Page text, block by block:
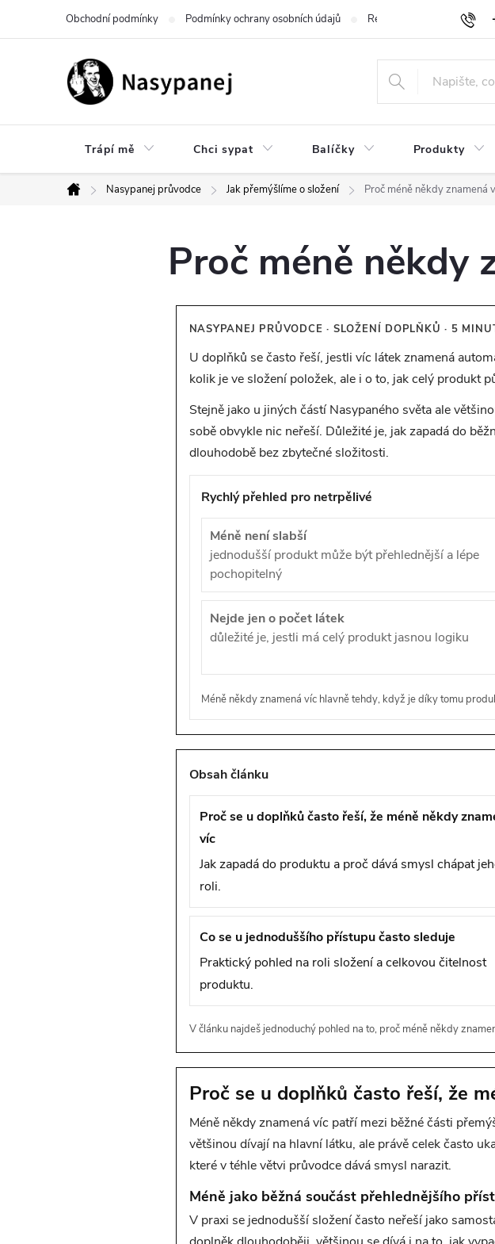
Obchodní podmínky Podmínky ochrany osobních údajů Reklamace a vrácení
Trápí mě Chci sypat Balíčky Produkty
Domů
Nasypanej průvodce Jak přemýšlíme o složení Proč méně někdy znamená
Proč méně někdy
NASYPANEJ PRŮVODCE · SLOŽENÍ DOPLŇKŮ · 5
U doplňků se často řeší, jestli víc látek znamená
kolik je ve složení položek, ale i o to, jak celý produkt
Stejně jako u jiných částí Nasypaného světa ale
sobě obvykle nic neřeší. Důležité je, jak zapadá do
dlouhodobě bez zbytečné složitosti.
Rychlý přehled pro netrpělivé
Méně není slabší
jednodušší produkt může být přehlednější a lépe
pochopitelný
Nejde jen o počet látek
důležité je, jestli má celý produkt jasnou logiku
Méně někdy znamená víc hlavně tehdy, když je díky tomu
Obsah článku
Proč se u doplňků často řeší, že méně někdy
víc
Jak zapadá do produktu a proč dává smysl chápat
roli.
Co se u jednoduššího přístupu často sleduje
Praktický pohled na roli složení a celkovou čitelnost
produktu.
V článku najdeš jednoduchý pohled na to, proč méně někdy
Proč se u doplňků často řeší, že
Méně někdy znamená víc patří mezi běžné části
většinou dívají na hlavní látku, ale právě celek často
které v téhle větvi průvodce dává smysl narazit.
Méně jako běžná součást přehlednějšího
V praxi se jednodušší složení často neřeší jako